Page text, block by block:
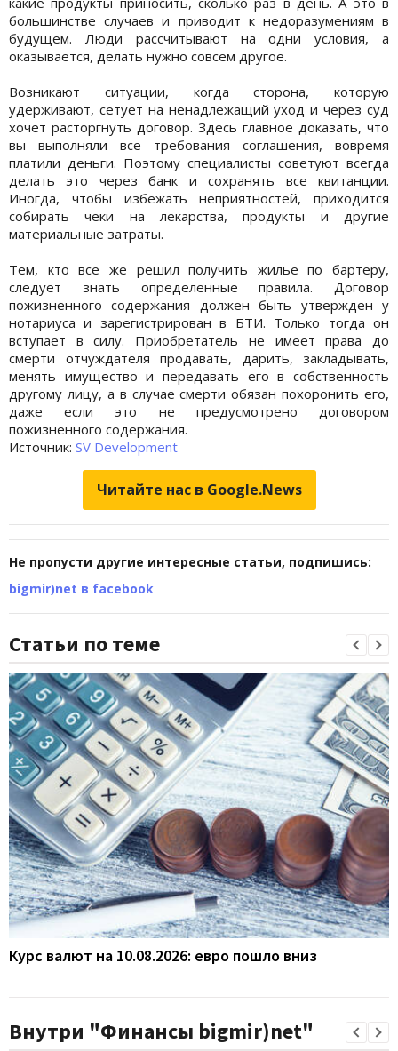
большинстве случаев и приводит к недоразумениям в
будущем. Люди рассчитывают на одни условия, а
оказывается, делать нужно совсем другое.
Возникают ситуации, когда сторона, которую
удерживают, сетует на ненадлежащий уход и через суд
хочет расторгнуть договор. Здесь главное доказать, что
вы выполняли все требования соглашения, вовремя
платили деньги. Поэтому специалисты советуют всегда
делать это через банк и сохранять все квитанции.
Иногда, чтобы избежать неприятностей, приходится
собирать чеки на лекарства, продукты и другие
материальные затраты.
Тем, кто все же решил получить жилье по бартеру,
следует знать определенные правила. Договор
пожизненного содержания должен быть утвержден у
нотариуса и зарегистрирован в БТИ. Только тогда он
вступает в силу. Приобретатель не имеет права до
смерти отчуждателя продавать, дарить, закладывать,
менять имущество и передавать его в собственность
другому лицу, а в случае смерти обязан похоронить его,
даже если это не предусмотрено договором
пожизненного содержания.
Источник: SV Development
Читайте нас в Google.News
Не пропусти другие интересные статьи, подпишись:
bigmir)net в facebook
Статьи по теме
Курс валют на 10.08.2026: евро пошло вниз
Внутри "Финансы bigmir)net"